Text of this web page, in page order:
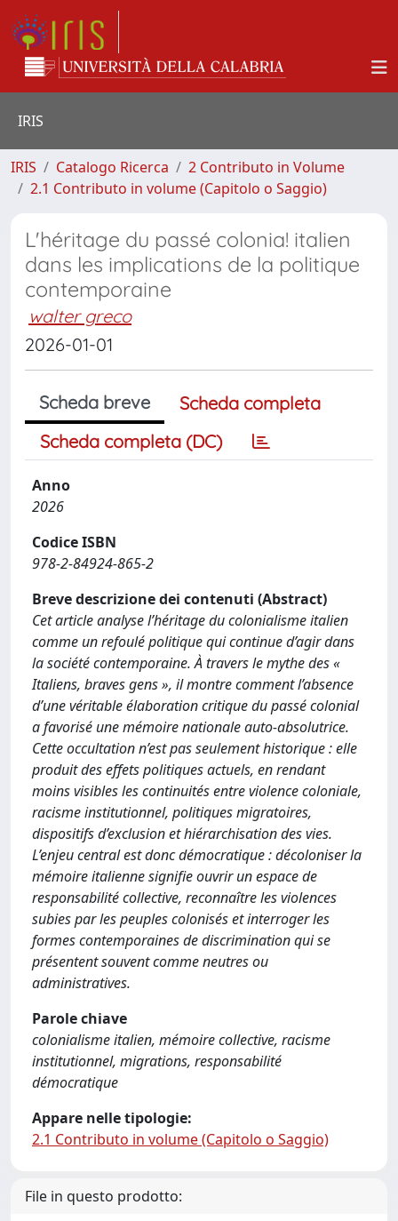
IRIS
IRIS Catalogo Ricerca
2 Contributo in Volume
2.1 Contributo in volume (Capitolo o Saggio)
L'héritage du passé colonia! italien
dans les implications de la politique
contemporaine
walter greco
2026-01-01
Scheda breve
Scheda completa
Scheda completa (DC)
Anno
2026
Codice ISBN
978-2-84924-865-2
Breve descrizione dei contenuti (Abstract)
Cet article analyse l’héritage du colonialisme italien
comme un refoulé politique qui continue d’agir dans
la société contemporaine. À travers le mythe des «
Italiens, braves gens », il montre comment l’absence
d’une véritable élaboration critique du passé colonial
a favorisé une mémoire nationale auto-absolutrice.
Cette occultation n’est pas seulement historique : elle
produit des effets politiques actuels, en rendant
moins visibles les continuités entre violence coloniale,
racisme institutionnel, politiques migratoires,
dispositifs d’exclusion et hiérarchisation des vies.
L’enjeu central est donc démocratique : décoloniser la
mémoire italienne signifie ouvrir un espace de
responsabilité collective, reconnaître les violences
subies par les peuples colonisés et interroger les
formes contemporaines de discrimination qui se
présentent souvent comme neutres ou
administratives.
Parole chiave
colonialisme italien, mémoire collective, racisme
institutionnel, migrations, responsabilité
démocratique
Appare nelle tipologie:
2.1 Contributo in volume (Capitolo o Saggio)
File in questo prodotto: